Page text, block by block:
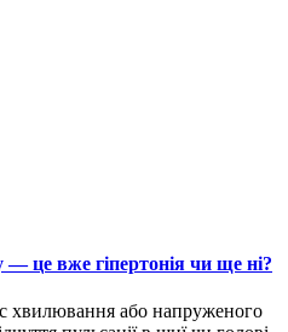
— це вже гіпертонія чи ще ні?
хвилювання або напруженого